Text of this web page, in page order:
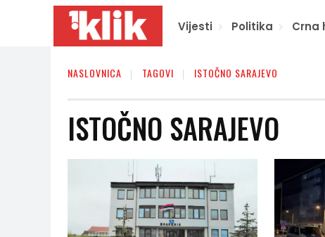
Vijesti Politika Crna
NASLOVNICA TAGOVI ISTOČNO SARAJEVO
ISTOČNO SARAJEVO